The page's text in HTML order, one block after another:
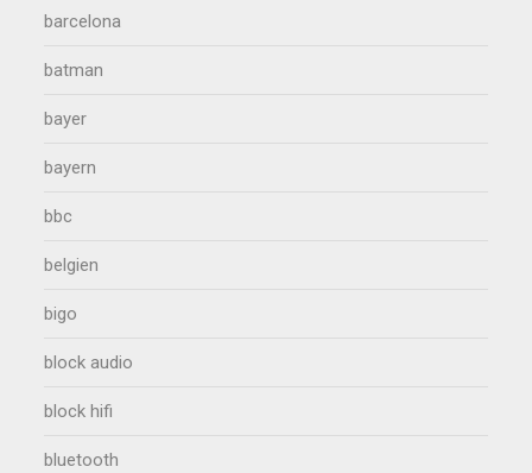
barcelona
batman
bayer
bayern
bbc
belgien
bigo
block audio
block hifi
bluetooth